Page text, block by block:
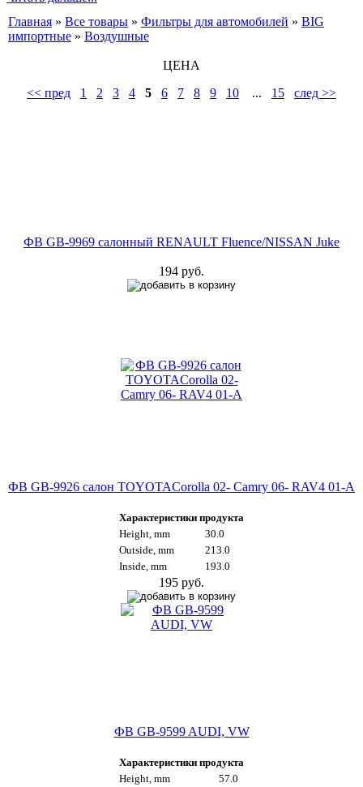
Главная » Все товары » Фильтры для автомобилей » BIG
импортные » Воздушные
ЦЕНА
<< пред
1 2 3 4 5 6 7 8 9 10 ... 15 след >>
ФВ GB-9969 салонный RENAULT Fluence/NISSAN Juke
194 руб.
ФВ GB-9926 салон TOYOTACorolla 02- Camry 06- RAV4 01-A
Характеристики продукта
Height, mm
30.0
Outside, mm
213.0
Inside, mm
193.0
195 руб.
ФВ GB-9599 AUDI, VW
Характеристики продукта
Height, mm
57.0